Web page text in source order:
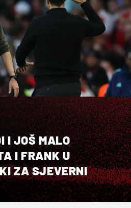
I JOŠ MALO
I FRANK U
ZA SJEVERNI